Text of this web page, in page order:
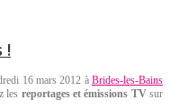
!
16 mars 2012 àBrides-les-Bains
les reportages et émissions TVsur